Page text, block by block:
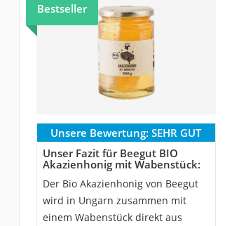
Bestseller
Unsere Bewertung: SEHR GUT
Unser Fazit für Beegut BIO
Akazienhonig mit Wabenstück:
Der Bio Akazienhonig von Beegut
wird in Ungarn zusammen mit
einem Wabenstück direkt aus